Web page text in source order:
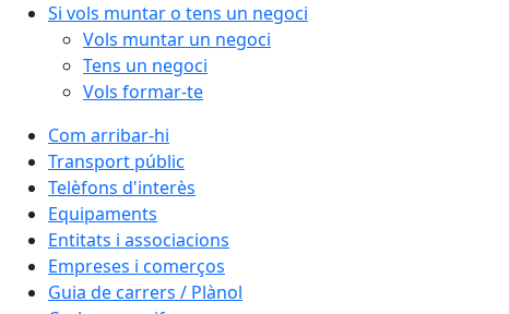
Si vols muntar o tens un negoci
Vols muntar un negoci
Tens un negoci
Vols formar-te
Com arribar-hi
Transport públic
Telèfons d'interès
Equipaments
Entitats i associacions
Empreses i comerços
Guia de carrers / Plànol